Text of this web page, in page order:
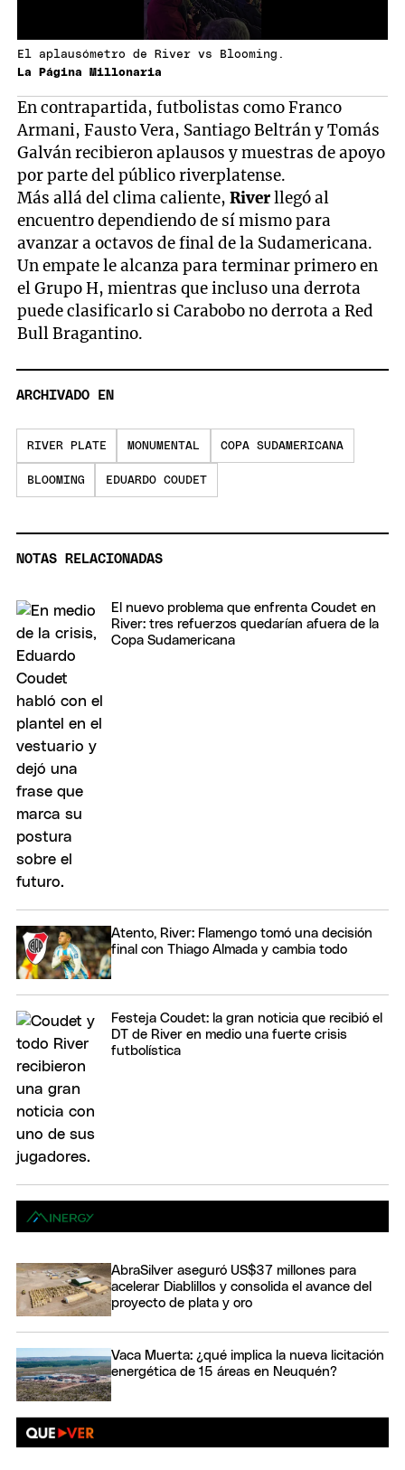
El aplausómetro de River vs Blooming.
La Página Millonaria
En contrapartida, futbolistas como Franco
Armani, Fausto Vera, Santiago Beltrán y Tomás
Galván recibieron aplausos y muestras de apoyo
por parte del público riverplatense.
Más allá del clima caliente,Riverllegó al
encuentro dependiendo de sí mismo para
avanzar a octavos de final de la Sudamericana.
Un empate le alcanza para terminar primero en
el Grupo H, mientras que incluso una derrota
puede clasificarlo si Carabobo no derrota a Red
Bull Bragantino.
ARCHIVADO EN
RIVER PLATE MONUMENTAL COPA SUDAMERICANA
BLOOMING EDUARDO COUDET
NOTAS RELACIONADAS
El nuevo problema que enfrenta Coudet en
River: tres refuerzos quedarían afuera de la
Copa Sudamericana
Atento, River: Flamengo tomó una decisión
final con Thiago Almada y cambia todo
Festeja Coudet: la gran noticia que recibió el
DT de River en medio una fuerte crisis
futbolística
AbraSilver aseguró US$37 millones para
acelerar Diablillos y consolida el avance del
proyecto de plata y oro
Vaca Muerta: ¿qué implica la nueva licitación
energética de 15 áreas en Neuquén?